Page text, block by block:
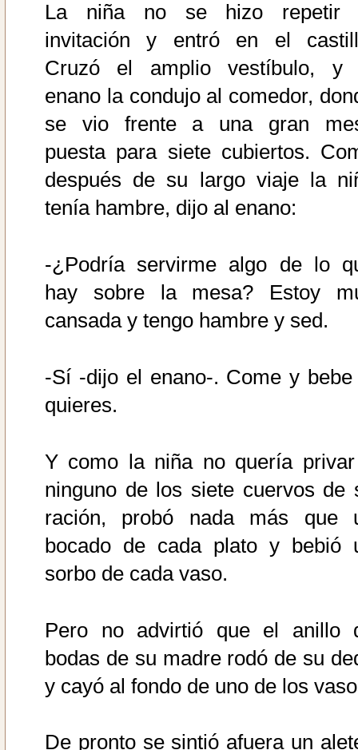
La niña no se hizo repetir
invitación y entró en el
Cruzó el amplio vestíbulo, y
enano la condujo al comedor,
se vio frente a una gran
puesta para siete cubiertos.
después de su largo viaje la
tenía hambre, dijo al enano:
-¿Podría servirme algo de lo
hay sobre la mesa? Estoy
cansada y tengo hambre y sed.
-Sí -dijo el enano-. Come y
quieres.
Y como la niña no quería
ninguno de los siete cuervos de
ración, probó nada más que
bocado de cada plato y bebió
sorbo de cada vaso.
Pero no advirtió que el anillo
bodas de su madre rodó de su
y cayó al fondo de uno de los
De pronto se sintió afuera un